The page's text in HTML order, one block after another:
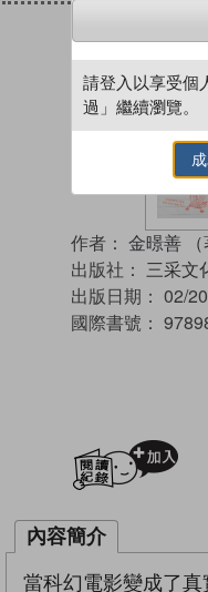
作者： 金暻善 （
出版社： 三采文
出版日期： 02/
國際書號：
內容簡介
當科幻電影變成了真
請登入以享受個
過」繼續瀏覽。